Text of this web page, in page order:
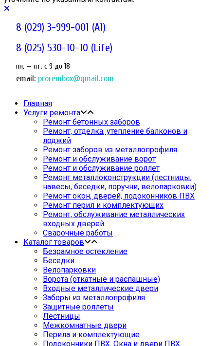
8 (029) 3-999-001 (A1)
8 (025) 530-10-10 (Life)
пн. — пт. c 9 до 18
email: prorembox@gmail.com
Главная
Услуги ремонта
Ремонт бетонных заборов
Ремонт, отделка, утепление балконов и
лоджий
Ремонт заборов из металлопрофиля
Ремонт и обслуживание ворот
Ремонт и обслуживание роллет
Ремонт металлоконструкции (лестницы,
навесы, беседки, поручни, велопарковки)
Ремонт окон, дверей, подоконников ПВХ
Ремонт перил и комплектующих
Ремонт, обслуживание металлических
входных дверей
Сварочные работы
Каталог товаров
Безрамное остекление
Беседки
Велопарковки
Ворота (откатные и распашные)
Входные металлические двери
Заборы из металлопрофиля
Защитные роллеты
Лестницы
Межкомнатные двери
Перила и комплектующие
Подоконники ПВХ. Окна и двери ПВХ